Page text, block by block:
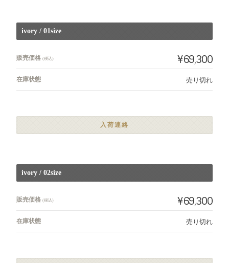
ivory / 01size
販売価格(税込) ¥69,300
在庫状態 売り切れ
入荷連絡
ivory / 02size
販売価格(税込) ¥69,300
在庫状態 売り切れ